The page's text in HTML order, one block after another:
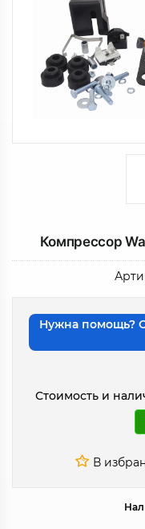
Компрессор
Нужна помощь?
Стоимость и